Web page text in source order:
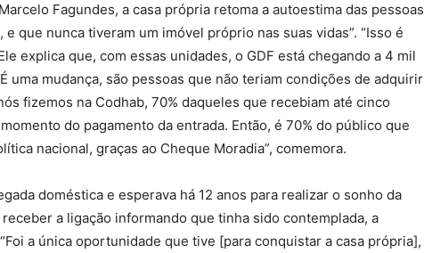
Fagundes, a casa própria retoma a autoestima das pessoas
que nunca tiveram um imóvel próprio nas suas vidas”. “Isso é
explica que, com essas unidades, o GDF está chegando a 4 mil
uma mudança, são pessoas que não teriam condições de adquirir
fizemos na Codhab, 70% daqueles que recebiam até cinco
do pagamento da entrada. Então, é 70% do público que
nacional, graças ao Cheque Moradia”, comemora.
doméstica e esperava há 12 anos para realizar o sonho da
a ligação informando que tinha sido contemplada, a
a única oportunidade que tive [para conquistar a casa própria],